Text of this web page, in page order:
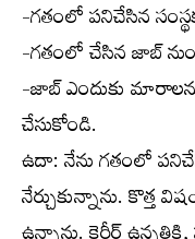
-గతంలో పనిచేసిన
-గతంలో చేసిన జాబ్
-జాబ్ ఎందుకు
చేసుకోండి.
ఉదా: నేను గతంలో
నేర్చుకున్నాను. కొత్త